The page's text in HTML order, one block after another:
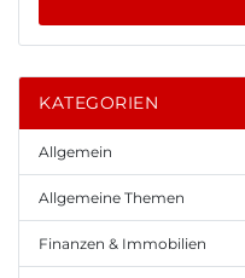
KATEGORIEN
Allgemein
Allgemeine Themen
Finanzen & Immobilien